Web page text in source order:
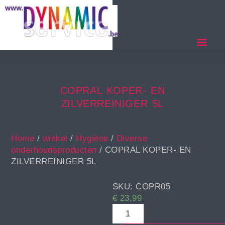
COPRAL KOPER- EN
ZILVERREINIGER 5L
Home / winkel / Hygiëne / Diverse
onderhoudsproducten / COPRAL KOPER- EN
ZILVERREINIGER 5L
SKU: COPR05
€ 23,99